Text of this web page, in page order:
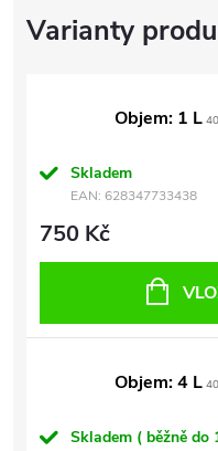
Objem: 1 L
Skladem
EAN: 628347733438
750 Kč
Objem: 4 L
Skladem ( běžně do